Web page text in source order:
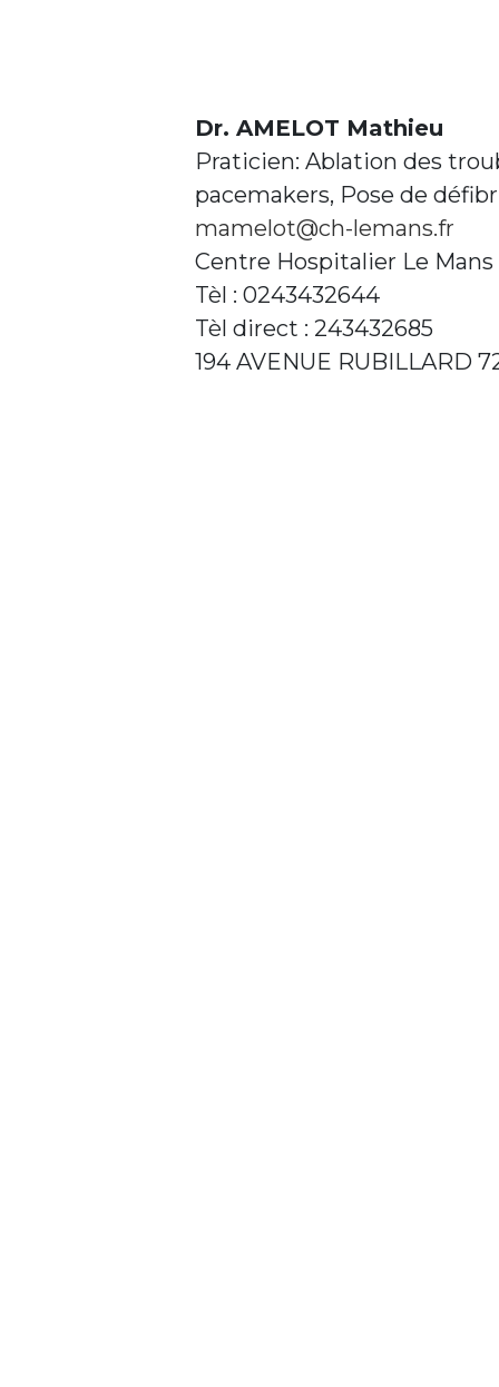
Dr. AMELOT Mathieu
Praticien: Ablation des
pacemakers, Pose de
mamelot@ch-lemans.fr
Centre Hospitalier Le Mans
Tèl : 0243432644
Tèl direct : 243432685
194 AVENUE RUBILLARD